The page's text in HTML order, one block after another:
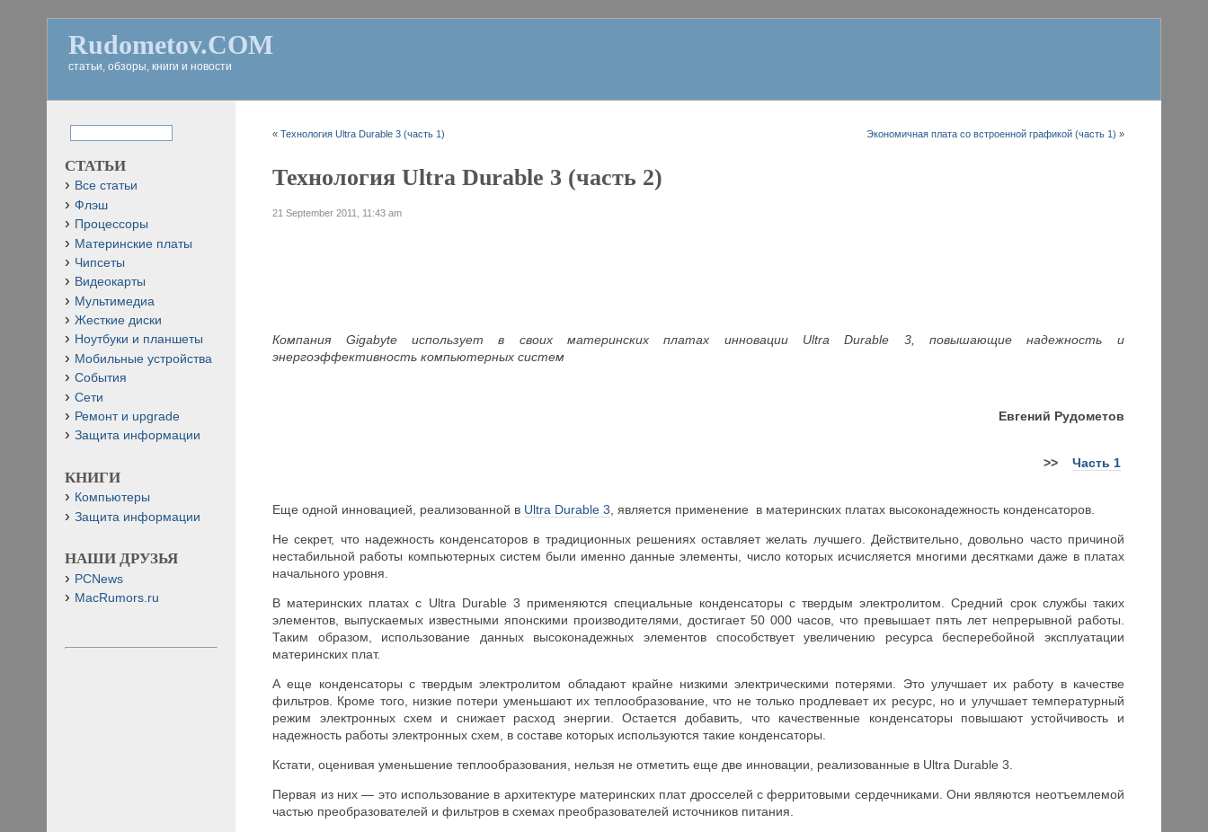
Rudometov.COM
статьи, обзоры, книги и новости
«Технология Ultra Durable 3 (часть 1) Экономичная плата со встроенной графикой (часть 1) »
Технология Ultra Durable 3 (часть 2)
21 September 2011, 11:43 am
Компания Gigabyte использует в своих материнских платах инновации Ultra Durable 3, повышающие надежность и
энергоэффективность компьютерных систем
Евгений Рудометов
>> Часть 1
Еще одной инновацией, реализованной в Ultra Durable 3 , является применение в материнских платах высоконадежность конденсаторов.
Не секрет, что надежность конденсаторов в традиционных решениях оставляет желать лучшего. Действительно, довольно часто причиной
нестабильной работы компьютерных систем были именно данные элементы, число которых исчисляется многими десятками даже в платах
начального уровня.
В материнских платах с Ultra Durable 3 применяются специальные конденсаторы с твердым электролитом. Средний срок службы таких
элементов, выпускаемых известными японскими производителями, достигает 50 000 часов, что превышает пять лет непрерывной работы.
Таким образом, использование данных высоконадежных элементов способствует увеличению ресурса бесперебойной эксплуатации
материнских плат.
А еще конденсаторы с твердым электролитом обладают крайне низкими электрическими потерями. Это улучшает их работу в качестве
фильтров. Кроме того, низкие потери уменьшают их теплообразование, что не только продлевает их ресурс, но и улучшает температурный
режим электронных схем и снижает расход энергии. Остается добавить, что качественные конденсаторы повышают устойчивость и
надежность работы электронных схем, в составе которых используются такие конденсаторы.
Кстати, оценивая уменьшение теплообразования, нельзя не отметить еще две инновации, реализованные в Ultra Durable 3.
Первая из них — это использование в архитектуре материнских плат дросселей с ферритовыми сердечниками. Они являются неотъемлемой
частью преобразователей и фильтров в схемах преобразователей источников питания.
СТАТЬИ
Все статьи
Флэш
Процессоры
Материнские платы
Чипсеты
Видеокарты
Мультимедиа
Жесткие диски
Ноутбуки и планшеты
Мобильные устройства
События
Сети
Ремонт и upgrade
Защита информации
КНИГИ
Компьютеры
Защита информации
НАШИ ДРУЗЬЯ
PCNews
MacRumors.ru